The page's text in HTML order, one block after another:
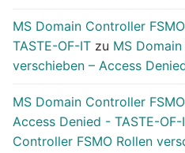
MS Domain Controller
TASTE-OF-IT zu MS
verschieben – Access
MS Domain Controller
Access Denied - TASTE-OF-
Controller FSMO Rollen